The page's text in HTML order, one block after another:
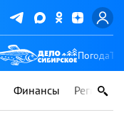
Погода
Финансы Регионы